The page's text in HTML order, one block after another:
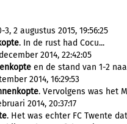
2 augustus 2015, 19:56:25
. In de rust had Cocu...
2014, 22:42:05
en de stand van 1-2
2014, 16:29:53
. Vervolgens was het
2014, 20:37:17
. Het was echter FC Twente